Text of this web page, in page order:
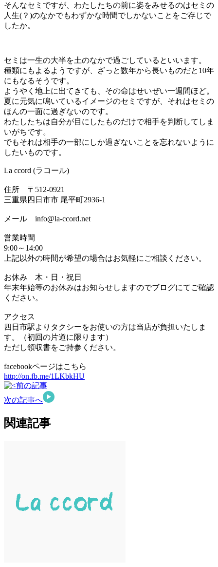
そんなセミですが、わたしたちの前に姿をみせるのはセミの
人生(？)のなかでもわずかな時間でしかないことをご存じで
したか。
セミは一生の大半を土のなかで過ごしているといいます。
種類にもよるようですが、ざっと数年から長いものだと10年
にもなるそうです。
ようやく地上に出てきても、その命はせいぜい一週間ほど。
夏に元気に鳴いているイメージのセミですが、それはセミの
ほんの一面に過ぎないのです。
わたしたちは自分が目にしたものだけで相手を判断してしま
いがちです。
でもそれは相手の一部にしか過ぎないことを忘れないように
したいものです。
La ccord (ラコール)
住所 〒512-0921
三重県四日市市 尾平町2936-1
メール info@la-ccord.net
営業時間
9:00～14:00
上記以外の時間が希望の場合はお気軽にご相談ください。
お休み 木・日・祝日
年末年始等のお休みはお知らせしますのでブログにてご確認
ください。
アクセス
四日市駅よりタクシーをお使いの方は当店が負担いたしま
す。（初回の片道に限ります）
ただし領収書をご持参ください。
facebookページはこちら
http://on.fb.me/1LKbkHU
前の記事
次の記事へ
関連記事